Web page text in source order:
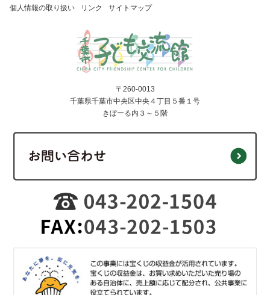
個人情報の取り扱い リンク サイトマップ
〒260-0013
千葉県千葉市中央区中央４丁目５番１号
きぼーる内３～５階